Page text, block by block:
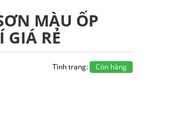
MÀU ỐP
GIÁ RẺ
Tình trạng: Còn hàng